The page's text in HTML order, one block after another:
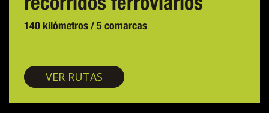
140 kilómetros / 5 comarcas
VER RUTAS Vías verdes